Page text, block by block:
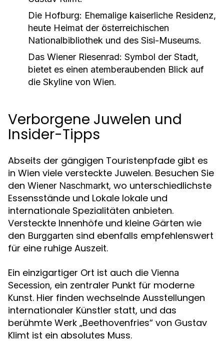
Die Hofburg: Ehemalige kaiserliche Residenz,
heute Heimat der österreichischen
Nationalbibliothek und des Sisi-Museums.
Das Wiener Riesenrad: Symbol der Stadt,
bietet es einen atemberaubenden Blick auf
die Skyline von Wien.
Verborgene Juwelen und
Insider-Tipps
Abseits der gängigen Touristenpfade gibt es
in Wien viele versteckte Juwelen. Besuchen Sie
den Wiener Naschmarkt, wo unterschiedlichste
Essensstände und Lokale lokale und
internationale Spezialitäten anbieten.
Versteckte Innenhöfe und kleine Gärten wie
den Burggarten sind ebenfalls empfehlenswert
für eine ruhige Auszeit.
Ein einzigartiger Ort ist auch die Vienna
Secession, ein zentraler Punkt für moderne
Kunst. Hier finden wechselnde Ausstellungen
internationaler Künstler statt, und das
berühmte Werk „Beethovenfries“ von Gustav
Klimt ist ein absolutes Muss.